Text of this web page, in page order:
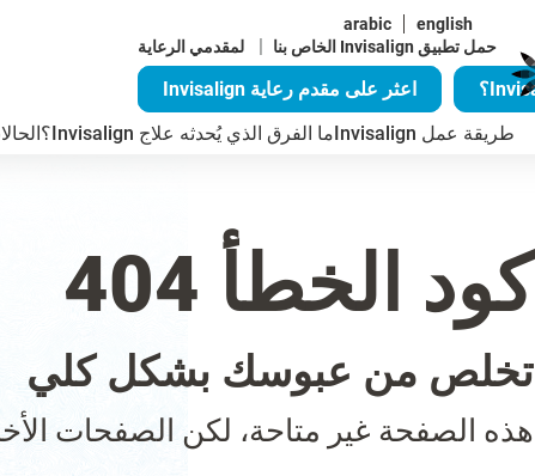
arabic
english
حمل تطبيق Invisalign الخاص بنا
| لمقدمي الرعاية
اعثر على مقدم رعاية Invisalign
طريقة عمل Invisalign
ما الفرق الذي يُحدثه علاج Invisalign؟
كود الخطأ 404
تخلص من عبوسك بشكل كلي
هذه الصفحة غير متاحة، لكن الصفحات